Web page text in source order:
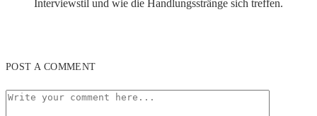
Interviewstil und wie die Handlungsstränge sich treffen.
POST A COMMENT